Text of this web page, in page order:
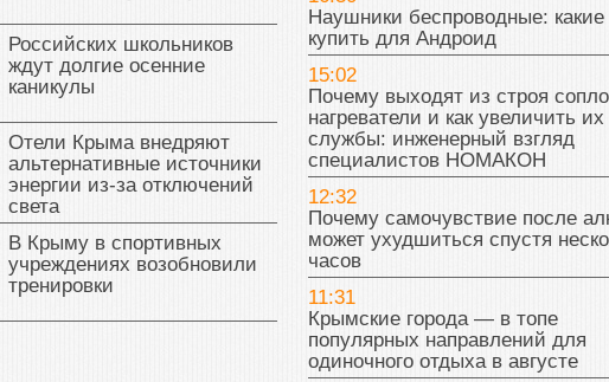
Российских школьников
ждут долгие осенние
каникулы
Отели Крыма внедряют
альтернативные источники
энергии из-за отключений
света
В Крыму в спортивных
учреждениях возобновили
тренировки
Наушники беспроводные:
купить для Андроид
15:02
Почему выходят из строя
нагреватели и как увеличить их
службы: инженерный взгляд
специалистов НОМАКОН
12:32
Почему самочувствие после
может ухудшиться спустя
часов
11:31
Крымские города — в топе
популярных направлений для
одиночного отдыха в августе